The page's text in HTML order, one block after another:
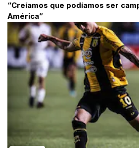
“Creíamos que podíamos ser
América”